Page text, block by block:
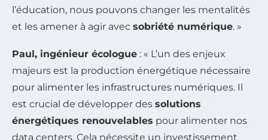
l’éducation, nous pouvons changer les mentalités
et les amener à agir avec sobriété numérique. »
Paul, ingénieur écologue : « L’un des enjeux
majeurs est la production énergétique nécessaire
pour alimenter les infrastructures numériques. Il
est crucial de développer des solutions
énergétiques renouvelables pour alimenter nos
data centers. Cela nécessite un investissement